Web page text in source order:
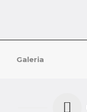
Galeria